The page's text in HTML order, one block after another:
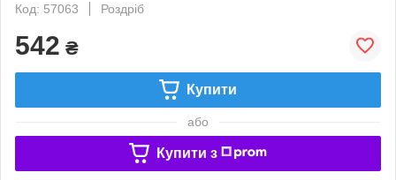
Код: 57063
Роздріб
542 ₴
Купити
або
Купити з